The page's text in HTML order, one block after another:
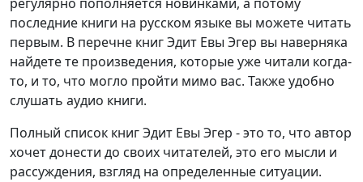
последние книги на русском языке вы можете читать
первым. В перечне книг Эдит Евы Эгер вы наверняка
найдете те произведения, которые уже читали когда-
то, и то, что могло пройти мимо вас. Также удобно
слушать аудио книги.
Полный список книг Эдит Евы Эгер - это то, что автор
хочет донести до своих читателей, это его мысли и
рассуждения, взгляд на определенные ситуации.